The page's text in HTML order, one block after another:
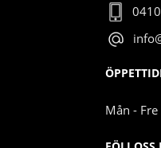
Mån -